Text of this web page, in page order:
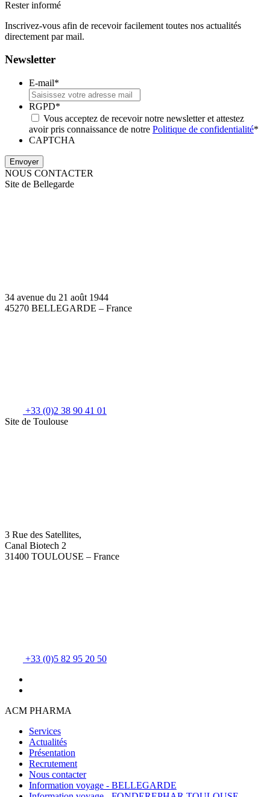
Rester informé
Inscrivez-vous afin de recevoir facilement toutes nos actualités
directement par mail.
Newsletter
E-mail*
RGPD*
Vous acceptez de recevoir notre newsletter et attestez
avoir pris connaissance de notre Politique de confidentialité*
CAPTCHA
NOUS CONTACTER
Site de Bellegarde
34 avenue du 21 août 1944
45270 BELLEGARDE – France
+33 (0)2 38 90 41 01
Site de Toulouse
3 Rue des Satellites,
Canal Biotech 2
31400 TOULOUSE – France
+33 (0)5 82 95 20 50
ACM PHARMA
Services
Actualités
Présentation
Recrutement
Nous contacter
Information voyage - BELLEGARDE